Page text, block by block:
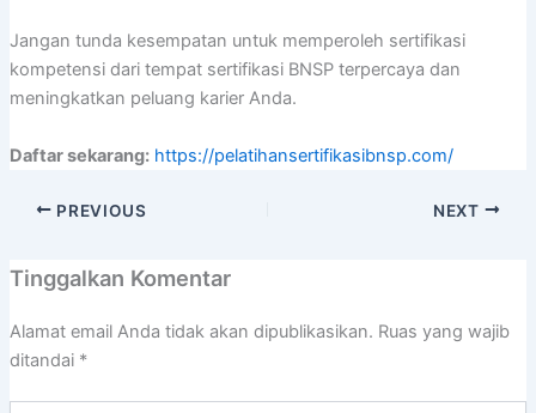
Jangan tunda kesempatan untuk memperoleh sertifikasi
kompetensi dari tempat sertifikasi BNSP terpercaya dan
meningkatkan peluang karier Anda.
Daftar sekarang: https://pelatihansertifikasibnsp.com/
PREVIOUS NEXT
Tinggalkan Komentar
Alamat email Anda tidak akan dipublikasikan. Ruas yang wajib
ditandai *